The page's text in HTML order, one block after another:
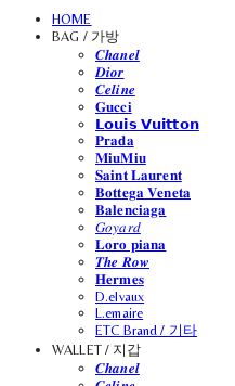
HOME
BAG / 가방
𝑪𝒉𝒂𝒏𝒆𝒍
𝑫𝒊𝒐𝒓
𝑪𝒆𝒍𝒊𝒏𝒆
𝐆𝐮𝐜𝐜𝐢
𝗟𝗼𝘂𝗶𝘀 𝗩𝘂𝗶𝘁𝘁𝗼𝗻
𝐏𝐫𝐚𝐝𝐚
𝐌𝐢𝐮𝐌𝐢𝐮
𝐒𝐚𝐢𝐧𝐭 𝐋𝐚𝐮𝐫𝐞𝐧𝐭
𝐁𝐨𝐭𝐭𝐞𝐠𝐚 𝐕𝐞𝐧𝐞𝐭𝐚
𝐁𝐚𝐥𝐞𝐧𝐜𝐢𝐚𝐠𝐚
𝐺𝑜𝑦𝑎𝑟𝑑
𝐋𝐨𝐫𝐨 𝐩𝐢𝐚𝐧𝐚
𝑻𝒉𝒆 𝑹𝒐𝒘
𝐇𝐞𝐫𝐦𝐞𝐬
D.elvaux
L.emaire
ETC Brand / 기타
WALLET / 지갑
𝑪𝒉𝒂𝒏𝒆𝒍